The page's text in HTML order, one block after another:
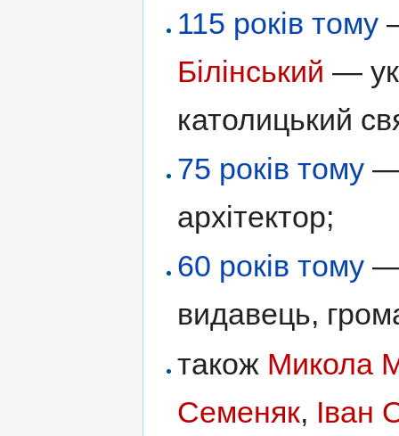
115 років тому
Білінський —
католицький
75 років тому
архітектор;
60 років тому
видавець,
також Микола
Семеняк, Іван